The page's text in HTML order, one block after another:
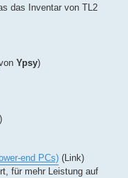
das Inventar von TL2
Ypsy)
)
end PCs) (Link)
für mehr Leistung auf